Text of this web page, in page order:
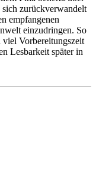
sich zurückverwandelt
empfangenen
einzudringen. So
viel Vorbereitungszeit
Lesbarkeit später in